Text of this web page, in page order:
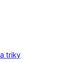
triky